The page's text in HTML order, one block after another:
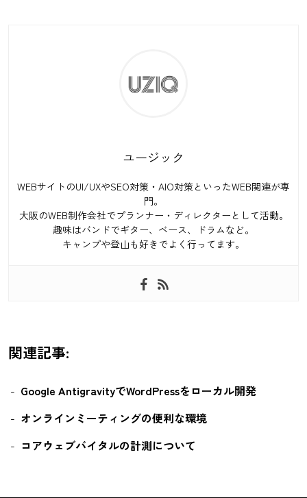
ユージック
WEBサイトのUI/UXやSEO対策・AIO対策といったWEB関連が専
門。
大阪のWEB制作会社でプランナー・ディレクターとして活動。
趣味はバンドでギター、ベース、ドラムなど。
キャンプや登山も好きでよく行ってます。
関連記事:
Google AntigravityでWordPressをローカル開発
オンラインミーティングの便利な環境
コアウェブバイタルの計測について